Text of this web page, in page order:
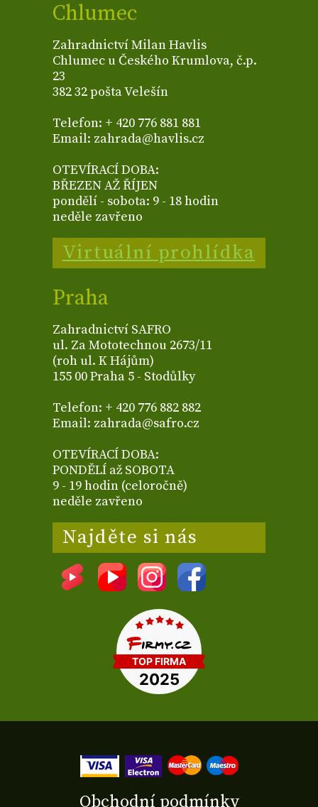
Chlumec
Zahradnictví Milan Havlis
Chlumec u Českého Krumlova, č.p.
23
382 32 pošta Velešín
Telefon: + 420 776 881 881
Email: zahrada@havlis.cz
OTEVÍRACÍ DOBA:
BŘEZEN AŽ ŘÍJEN
pondělí - sobota: 9 - 18 hodin
neděle zavřeno
Virtuální prohlídka
Praha
Zahradnictví SAFRO
ul. Za Mototechnou 2673/11
(roh ul. K Hájům)
155 00 Praha 5 - Stodůlky
Telefon: + 420 776 882 882
Email: zahrada@safro.cz
OTEVÍRACÍ DOBA:
PONDĚLÍ až SOBOTA
9 - 19 hodin (celoročně)
neděle zavřeno
Najděte si nás
Obchodní podmínky